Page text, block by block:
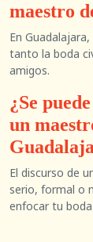
maestro
En
tanto la boda
amigos.
¿Se
un
El discurso de
serio, formal o
enfocar tu